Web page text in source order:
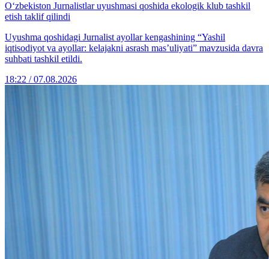
O‘zbekiston Jurnalistlar uyushmasi qoshida ekologik klub tashkil
etish taklif qilindi
Uyushma qoshidagi Jurnalist ayollar kengashining “Yashil
iqtisodiyot va ayollar: kelajakni asrash mas’uliyati” mavzusida davra
suhbati tashkil etildi.
18:22 / 07.08.2026